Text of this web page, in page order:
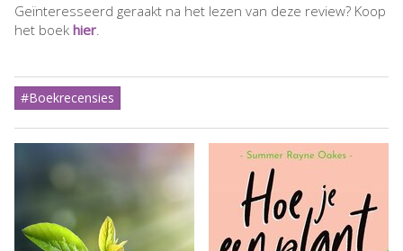
Geïnteresseerd geraakt na het lezen van deze review? Koop
het boek hier.
#Boekrecensies